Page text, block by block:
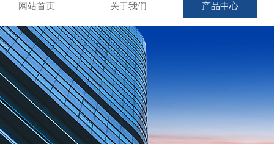
网站首页 关于我们 产品中心